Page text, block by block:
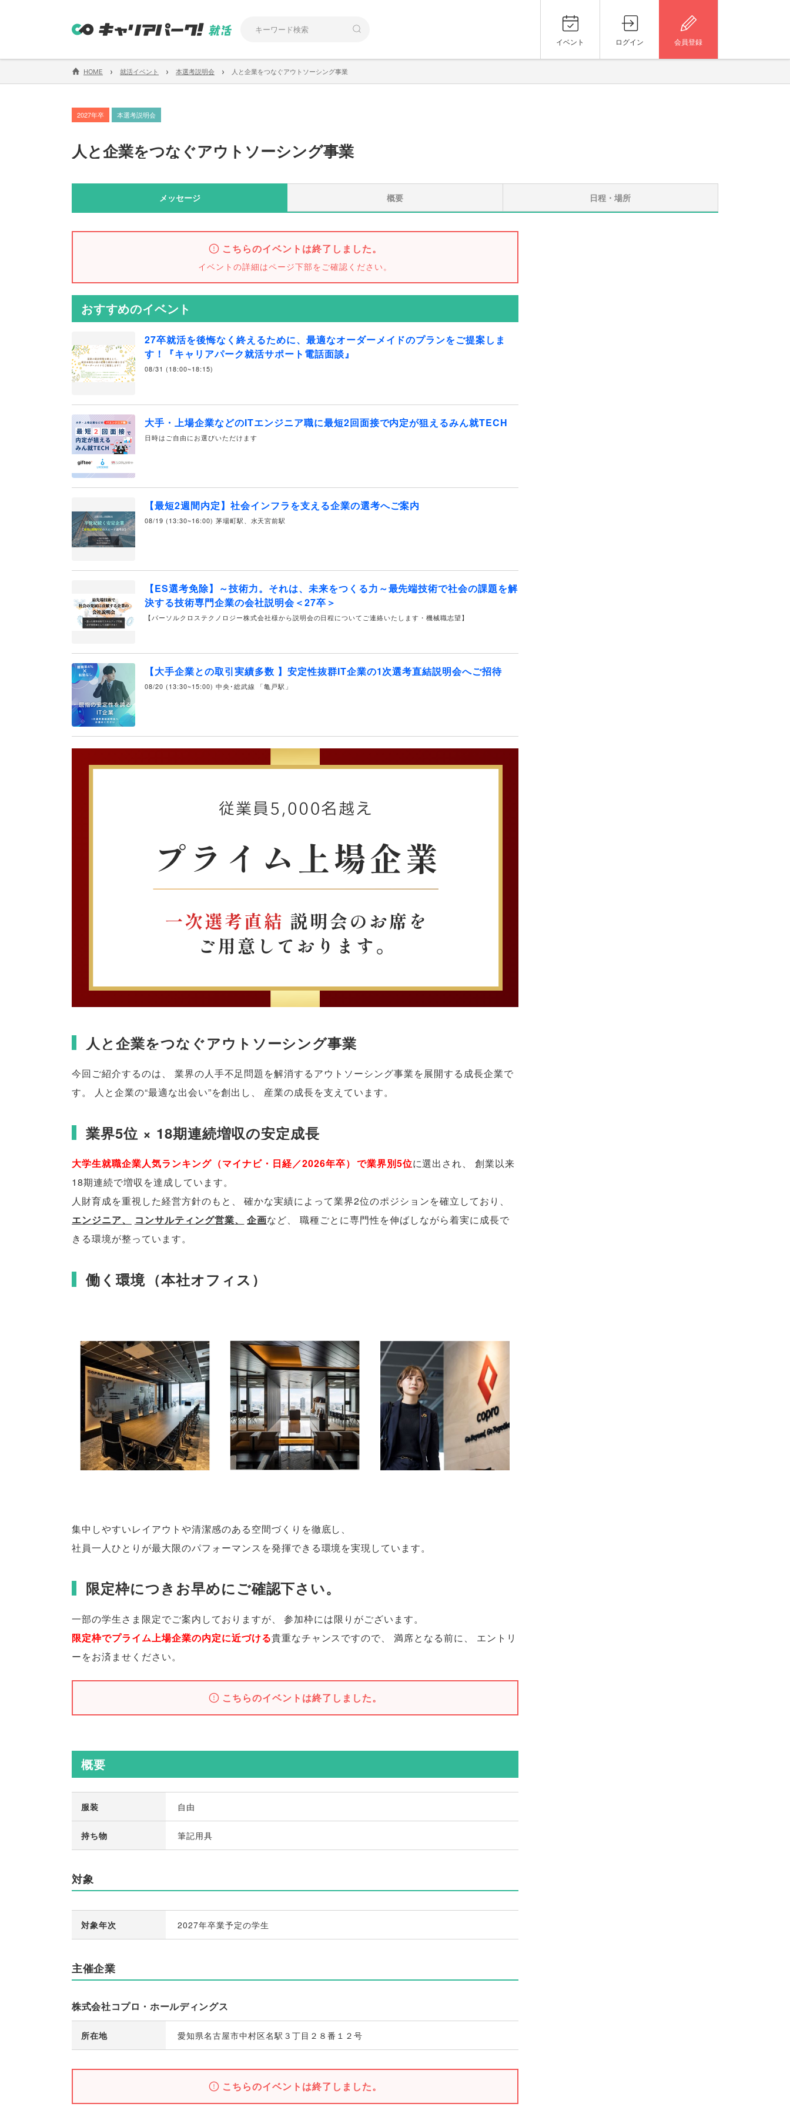
イベント ログイン 会員登録
HOME › 就活イベント › 本選考説明会 › 人と企業をつなぐアウトソーシング事業
2027年卒 本選考説明会
人と企業をつなぐアウトソーシング事業
メッセージ 概要 日程・場所
こちらのイベントは終了しました。
イベントの詳細はページ下部をご確認ください。
おすすめのイベント
27卒就活を後悔なく終えるために、最適なオーダーメイドのプランをご提案しま
す！『キャリアパーク就活サポート電話面談』
08/31 (18:00~18:15)
大手・上場企業などのITエンジニア職に最短2回面接で内定が狙えるみん就TECH
日時はご自由にお選びいただけます
【最短2週間内定】社会インフラを支える企業の選考へご案内
08/19 (13:30~16:00) 茅場町駅、水天宮前駅
【ES選考免除】～技術力。それは、未来をつくる力～最先端技術で社会の課題を解
決する技術専門企業の会社説明会＜27卒＞
【パーソルクロステクノロジー株式会社様から説明会の日程についてご連絡いたします・機械職志望】
【大手企業との取引実績多数 】安定性抜群IT企業の1次選考直結説明会へご招待
08/20 (13:30~15:00) 中央･総武線 「亀戸駅」
人と企業をつなぐアウトソーシング事業
今回ご紹介するのは、
業界の人手不足問題を解消するアウトソーシング事業を展開する成長企業で
す。 人と企業の“最適な出会い”を創出し 、 産業の成長を支えています。
業界5位 × 18期連続増収の安定成長
大学生就職企業人気ランキング （マイナビ・日経／2026年卒） で業界別5位に選出され、
創業以来
18期連続で増収を達成しています。
人財育成を重視した経営方針のもと 、 確かな実績によって業界2位のポジションを確立しており 、
エンジニア、 コンサルティング営業、 企画など、
職種ごとに専門性を伸ばしながら着実に成長で
きる環境が整っています。
働く環境 （本社オフィス ）
集中しやすいレイアウトや清潔感のある空間づくりを徹底し 、
社員一人ひとりが最大限のパフォーマンスを発揮できる環境を実現しています。
限定枠につきお早めにご確認下さい。
一部の学生さま限定でご案内しておりますが、 参加枠には限りがございます。
限定枠でプライム上場企業の内定に近づける貴重なチャンスですので、 満席となる前に、
エントリ
ーをお済ませください。
こちらのイベントは終了しました。
概要
服装 自由
持ち物 筆記用具
対象
対象年次 2027年卒業予定の学生
主催企業
株式会社コプロ・ホールディングス
所在地 愛知県名古屋市中村区名駅３丁目２８番１２号
こちらのイベントは終了しました。